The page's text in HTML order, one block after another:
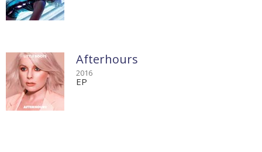
Afterhours
2016
EP